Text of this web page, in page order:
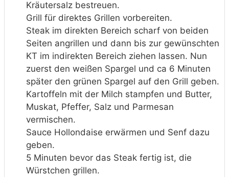
Kräutersalz bestreuen.
Grill für direktes Grillen vorbereiten.
Steak im direkten Bereich scharf von beiden
Seiten angrillen und dann bis zur gewünschten
KT im indirekten Bereich ziehen lassen. Nun
zuerst den weißen Spargel und ca 6 Minuten
später den grünen Spargel auf den Grill geben.
Kartoffeln mit der Milch stampfen und Butter,
Muskat, Pfeffer, Salz und Parmesan
vermischen.
Sauce Hollondaise erwärmen und Senf dazu
geben.
5 Minuten bevor das Steak fertig ist, die
Würstchen grillen.